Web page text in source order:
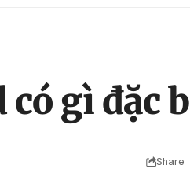
có gì đặc
Share